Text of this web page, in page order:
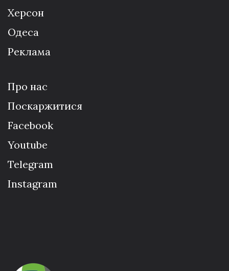
Херсон
Одеса
Реклама
Про нас
Поскаржитися
Facebook
Youtube
Telegram
Instagram